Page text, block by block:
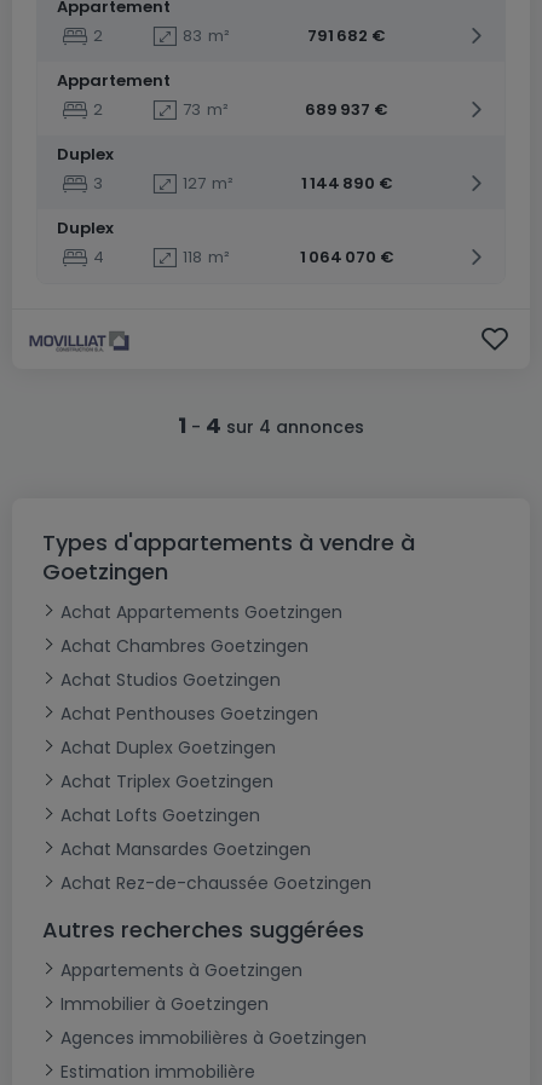
Appartement
2
83 m²
791 682 €
Appartement
2
73 m²
689 937 €
Duplex
3
127 m²
1 144 890 €
Duplex
4
118 m² 1 064 070 €
1 - 4 sur 4 annonces
Types d'appartements à vendre à
Goetzingen
Achat Appartements Goetzingen
Achat Chambres Goetzingen
Achat Studios Goetzingen
Achat Penthouses Goetzingen
Achat Duplex Goetzingen
Achat Triplex Goetzingen
Achat Lofts Goetzingen
Achat Mansardes Goetzingen
Achat Rez-de-chaussée Goetzingen
Autres recherches suggérées
Appartements à Goetzingen
Immobilier à Goetzingen
Agences immobilières à Goetzingen
Estimation immobilière